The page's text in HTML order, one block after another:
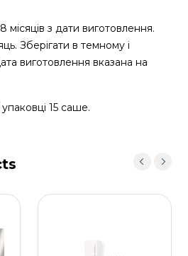
місяців з дати виготовлення.
Зберігати в темному і
виготовлення вказана на
15 саше.